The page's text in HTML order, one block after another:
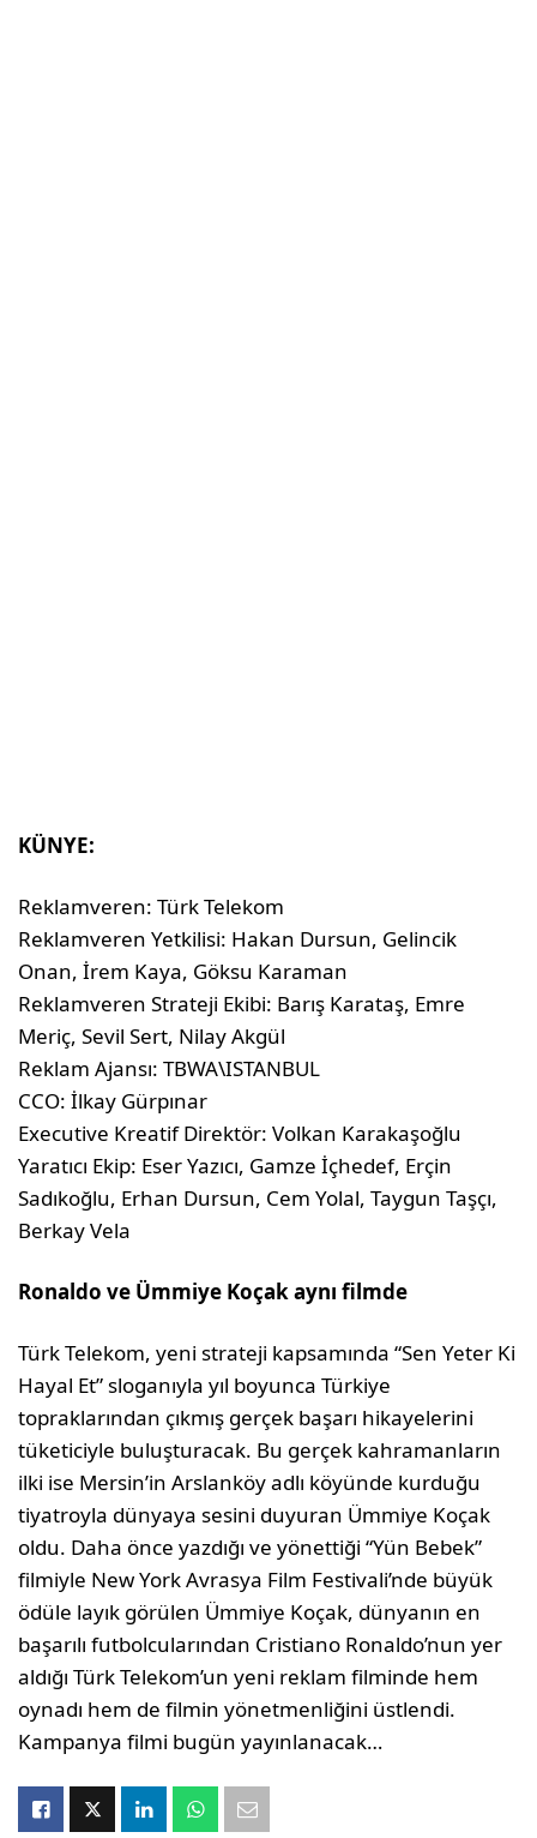
KÜNYE:
Reklamveren: Türk Telekom
Reklamveren Yetkilisi: Hakan Dursun, Gelincik
Onan, İrem Kaya, Göksu Karaman
Reklamveren Strateji Ekibi: Barış Karataş, Emre
Meriç, Sevil Sert, Nilay Akgül
Reklam Ajansı: TBWA\ISTANBUL
CCO: İlkay Gürpınar
Executive Kreatif Direktör: Volkan Karakaşoğlu
Yaratıcı Ekip: Eser Yazıcı, Gamze İçhedef, Erçin
Sadıkoğlu, Erhan Dursun, Cem Yolal, Taygun Taşçı,
Berkay Vela
Ronaldo ve Ümmiye Koçak aynı filmde
Türk Telekom, yeni strateji kapsamında “Sen Yeter Ki
Hayal Et” sloganıyla yıl boyunca Türkiye
topraklarından çıkmış gerçek başarı hikayelerini
tüketiciyle buluşturacak. Bu gerçek kahramanların
ilki ise Mersin’in Arslanköy adlı köyünde kurduğu
tiyatroyla dünyaya sesini duyuran Ümmiye Koçak
oldu. Daha önce yazdığı ve yönettiği “Yün Bebek”
filmiyle New York Avrasya Film Festivali’nde büyük
ödüle layık görülen Ümmiye Koçak, dünyanın en
başarılı futbolcularından Cristiano Ronaldo’nun yer
aldığı Türk Telekom’un yeni reklam filminde hem
oynadı hem de filmin yönetmenliğini üstlendi.
Kampanya filmi bugün yayınlanacak…